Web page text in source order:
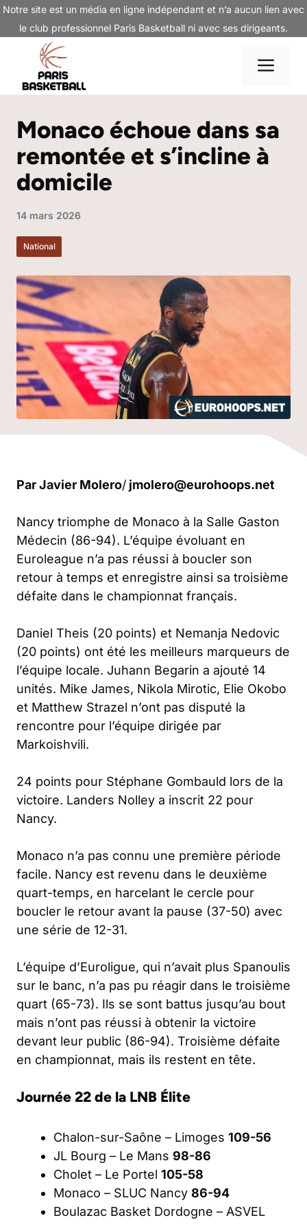
Aller
contenu
Notre site est un média en ligne indépendant et n’a aucun lien avec
le club professionnel Paris Basketball ni avec ses dirigeants.
Monaco échoue dans sa
remontée et s’incline à
domicile
14 mars 2026
National
ParJavier Molero/ jmolero@eurohoops.net
Nancy triomphe de Monaco à la Salle Gaston
Médecin (86-94). L’équipe évoluant en
Euroleague n’a pas réussi à boucler son
retour à temps et enregistre ainsi sa troisième
défaite dans le championnat français.
Daniel Theis (20 points) et Nemanja Nedovic
(20 points) ont été les meilleurs marqueurs de
l’équipe locale. Juhann Begarin a ajouté 14
unités. Mike James, Nikola Mirotic, Elie Okobo
et Matthew Strazel n’ont pas disputé la
rencontre pour l’équipe dirigée par
Markoishvili.
24 points pour Stéphane Gombauld lors de la
victoire. Landers Nolley a inscrit 22 pour
Nancy.
Monaco n’a pas connu une première période
facile. Nancy est revenu dans le deuxième
quart-temps, en harcelant le cercle pour
boucler le retour avant la pause (37-50) avec
une série de 12-31.
L’équipe d’Euroligue, qui n’avait plus Spanoulis
sur le banc, n’a pas pu réagir dans le troisième
quart (65-73). Ils se sont battus jusqu’au bout
mais n’ont pas réussi à obtenir la victoire
devant leur public (86-94). Troisième défaite
en championnat, mais ils restent en tête.
Journée 22 de la LNB Élite
Chalon-sur-Saône – Limoges 109-56
JL Bourg – Le Mans 98-86
Cholet – Le Portel 105-58
Monaco – SLUC Nancy 86-94
Boulazac Basket Dordogne – ASVEL